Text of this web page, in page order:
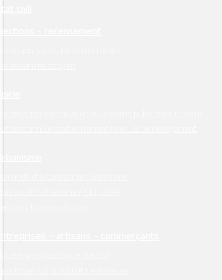
civil
– recensement
sur les listes électorales
citoyen
d’occupation du domaine public pour travaux
de stationnement pour un déménagement
d’autorisation d’urbanisme
Local d’Urbanisme (PLUI), AVAP
des travaux chez soi
– artisans – commerçants
une place sur le marché
locale sur la publicité extérieure